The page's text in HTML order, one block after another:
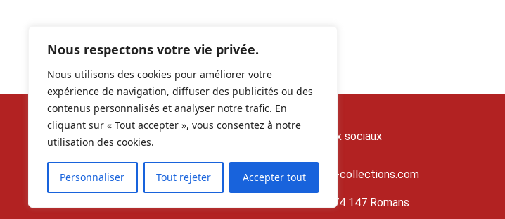
Nous respectons votre vie privée.
Nous utilisons des cookies pour améliorer votre
expérience de navigation, diffuser des publicités ou des
contenus personnalisés et analyser notre trafic. En
cliquant sur « Tout accepter », vous consentez à notre
utilisation des cookies.
Personnaliser Tout rejeter Accepter tout
Nos réseaux sociaux
contact@lj-collections.com
RCS 979 374 147 Romans